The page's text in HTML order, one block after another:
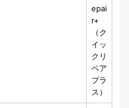
epai
r+
（ク
イッ
クリ
ペア
プラ
ス）